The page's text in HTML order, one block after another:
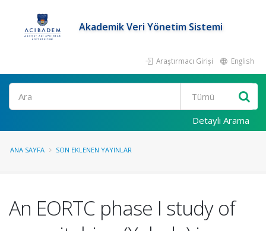
Akademik Veri Yönetim Sistemi
Araştırmacı Girişi English
Ara
Detaylı Arama
ANA SAYFA SON EKLENEN YAYINLAR
An EORTC phase I study of